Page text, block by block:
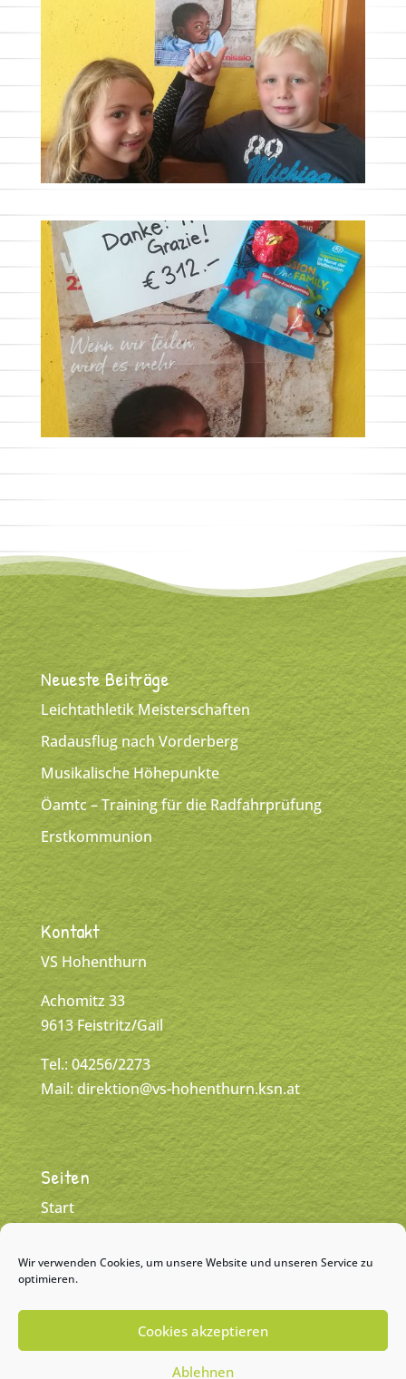
Wir verwenden Cookies, um unsere Website und unseren Service zu
optimieren.
Cookies akzeptieren
Ablehnen
Neueste Beiträge
Leichtathletik Meisterschaften
Radausflug nach Vorderberg
Musikalische Höhepunkte
Öamtc – Training für die Radfahrprüfung
Erstkommunion
Kontakt
VS Hohenthurn
Achomitz 33
9613 Feistritz/Gail
Tel.: 04256/2273
Mail:direktion@vs-hohenthurn.ksn.at
Seiten
Start
Team